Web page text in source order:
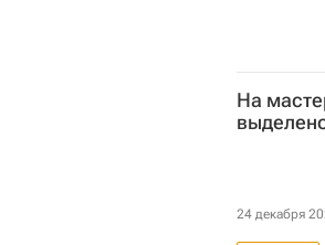
На
24 декабря